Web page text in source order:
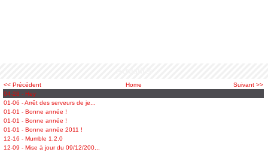
<< Précédent Home
Suivant >>
04-28 - Hey
01-06 - Arrêt des serveurs de je...
01-01 - Bonne année !
01-01 - Bonne année !
01-01 - Bonne année 2011 !
12-16 - Mumble 1.2.0
12-09 - Mise à jour du 09/12/200...